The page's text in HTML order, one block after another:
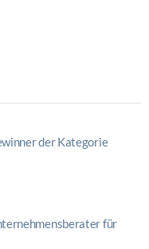
der Kategorie
für